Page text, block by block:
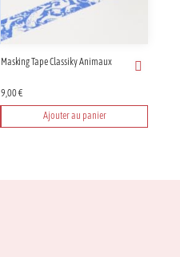
Masking Tape Classiky Animaux
9,00€
Ajouter au panier